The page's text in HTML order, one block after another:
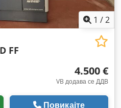
1 /2
FF
4.500 €
VB додава се ДДВ
Повикајте